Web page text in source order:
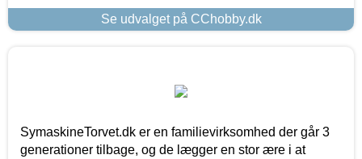
Se udvalget på CChobby.dk
SymaskineTorvet.dk er en familievirksomhed der går 3
generationer tilbage, og de lægger en stor ære i at